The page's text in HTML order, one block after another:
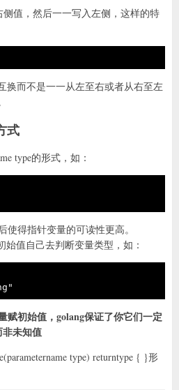
值，然后一一写入左侧，这样的特
换而不是一一从左至右或者从右至左
式
type的形式，如：
得指针变量的可读性更高。
始值自己去判断变量类型，如：
赋初始值，golang保证了你它们一定
未知值
type) returntype { }形